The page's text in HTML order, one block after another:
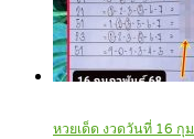
หวยเด็ด งวดวันที่ 16 กุ